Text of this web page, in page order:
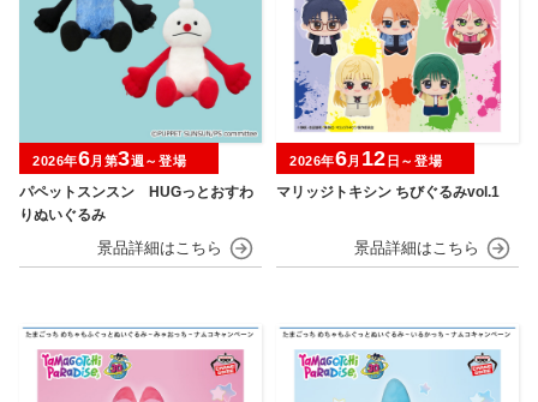
パペットスンスン HUGっとおすわ
りぬいぐるみ
2026年6月第3週～登場
マリッジトキシン ちびぐるみvol.1
2026年6月 12 日～登場